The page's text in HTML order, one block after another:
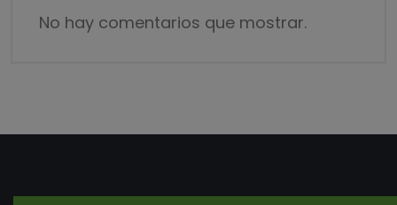
No hay comentarios que mostrar.